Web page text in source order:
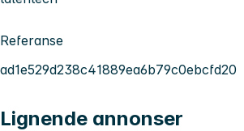
Referanse
ad1e529d238c41889ea6b79c0ebcfd20
Lignende annonser